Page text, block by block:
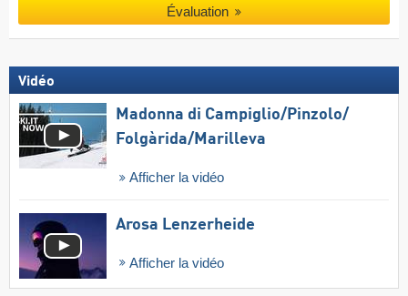
Évaluation
Vidéo
Madonna di Campiglio/​Pinzolo/​
Folgàrida/​Marilleva
Afficher la vidéo
Arosa Lenzerheide
Afficher la vidéo